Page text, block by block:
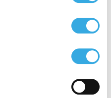
6 / 6T
aanbod OnePlus 6 / 6T
kijken. Op deze